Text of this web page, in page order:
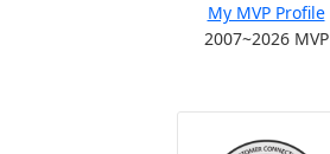
My MVP Profile
2007~2026 MVP